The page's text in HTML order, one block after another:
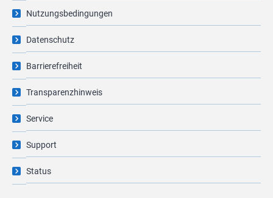
Nutzungsbedingungen
Datenschutz
Barrierefreiheit
Transparenzhinweis
Service
Support
Status